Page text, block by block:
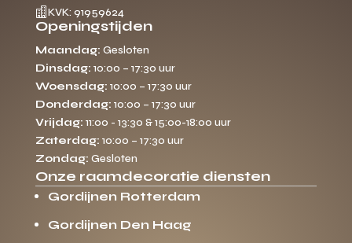
 KVK: 91959624
Openingstijden
Maandag: Gesloten
Dinsdag: 10:00 – 17:30 uur
Woensdag: 10:00 – 17:30 uur
Donderdag: 10:00 – 17:30 uur
Vrijdag: 11:00 - 13:30 & 15:00-18:00 uur
Zaterdag: 10:00 – 17:30 uur
Zondag: Gesloten
Onze raamdecoratie diensten
Gordijnen Rotterdam
Gordijnen Den Haag